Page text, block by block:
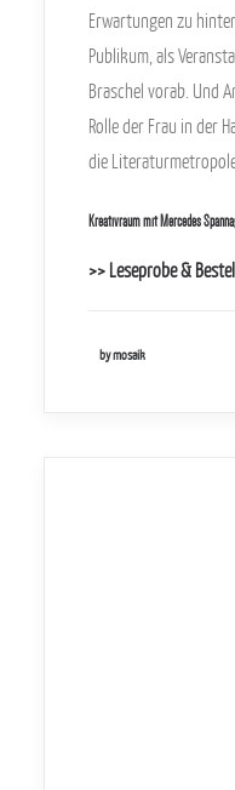
Erwartungen zu
Publikum, als
Braschel vorab. Und
Rolle der Frau in der
die
Kreativraum mit Mercedes
>> Leseprobe &
by mosaik